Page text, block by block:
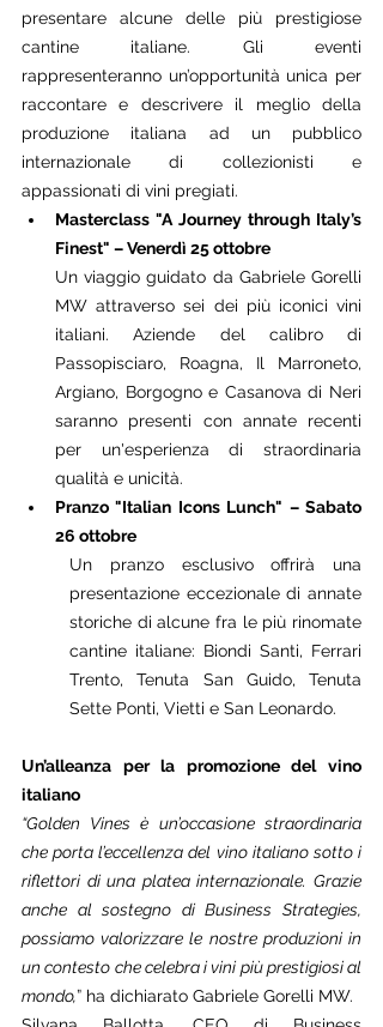
presentare alcune delle più prestigiose
cantine italiane. Gli eventi
rappresenteranno un’opportunità unica per
raccontare e descrivere il meglio della
produzione italiana ad un pubblico
internazionale di collezionisti e
appassionati di vini pregiati.
Masterclass "A Journey through Italy’s
Finest" – Venerdì 25 ottobre
Un viaggio guidato da Gabriele Gorelli
MW attraverso sei dei più iconici vini
italiani. Aziende del calibro di
Passopisciaro, Roagna, Il Marroneto,
Argiano, Borgogno e Casanova di Neri
saranno presenti con annate recenti
per un'esperienza di straordinaria
qualità e unicità.
Pranzo "Italian Icons Lunch" – Sabato
26 ottobre
Un pranzo esclusivo offrirà una
presentazione eccezionale di annate
storiche di alcune fra le più rinomate
cantine italiane: Biondi Santi, Ferrari
Trento, Tenuta San Guido, Tenuta
Sette Ponti, Vietti e San Leonardo.
Un’alleanza per la promozione del vino
italiano
“Golden Vines è un’occasione straordinaria
che porta l’eccellenza del vino italiano sotto i
riflettori di una platea internazionale. Grazie
anche al sostegno di Business Strategies,
possiamo valorizzare le nostre produzioni in
un contesto che celebra i vini più prestigiosi al
mondo,” ha dichiarato Gabriele Gorelli MW.